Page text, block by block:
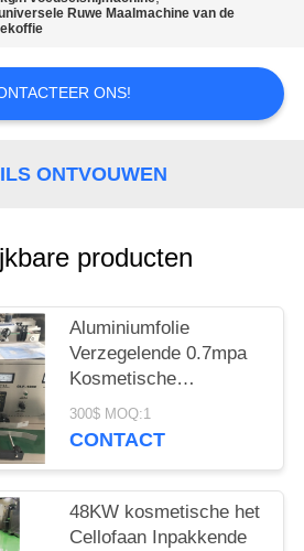
Ruwe Maalmachine van de
ONS!
ONTVOUWEN
producten
Aluminiumfolie
Verzegelende 0.7mpa
Kosmetische
Verpakkende Machine
300$ MOQ:1
CONTACT
48KW kosmetische het
Cellofaan Inpakkende